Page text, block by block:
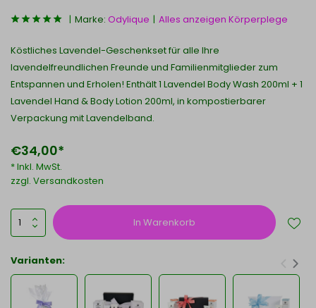
Marke: Odylique Alles anzeigen Körperplege
Köstliches Lavendel-Geschenkset für alle Ihre
lavendelfreundlichen Freunde und Familienmitglieder zum
Entspannen und Erholen! Enthält 1 Lavendel Body Wash 200ml + 1
Lavendel Hand & Body Lotion 200ml, in kompostierbarer
Verpackung mit Lavendelband.
€34,00*
* Inkl. MwSt.
zzgl. Versandkosten
In Warenkorb
Varianten: